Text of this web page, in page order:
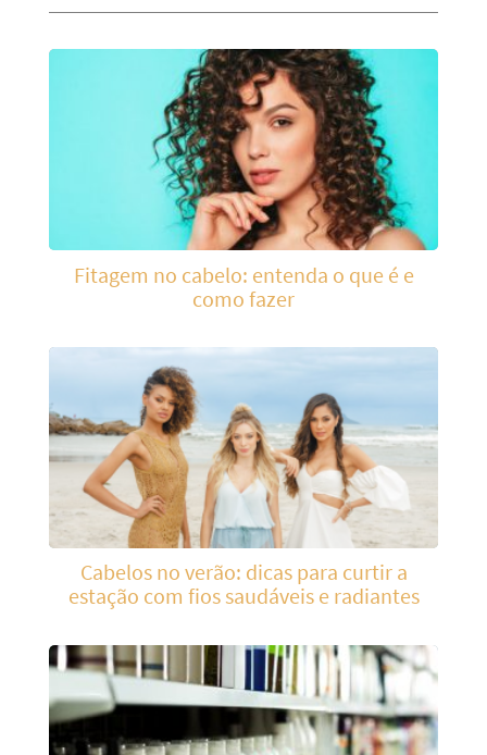
Fitagem no cabelo: entenda o que é e
como fazer
Cabelos no verão: dicas para curtir a
estação com fios saudáveis e radiantes